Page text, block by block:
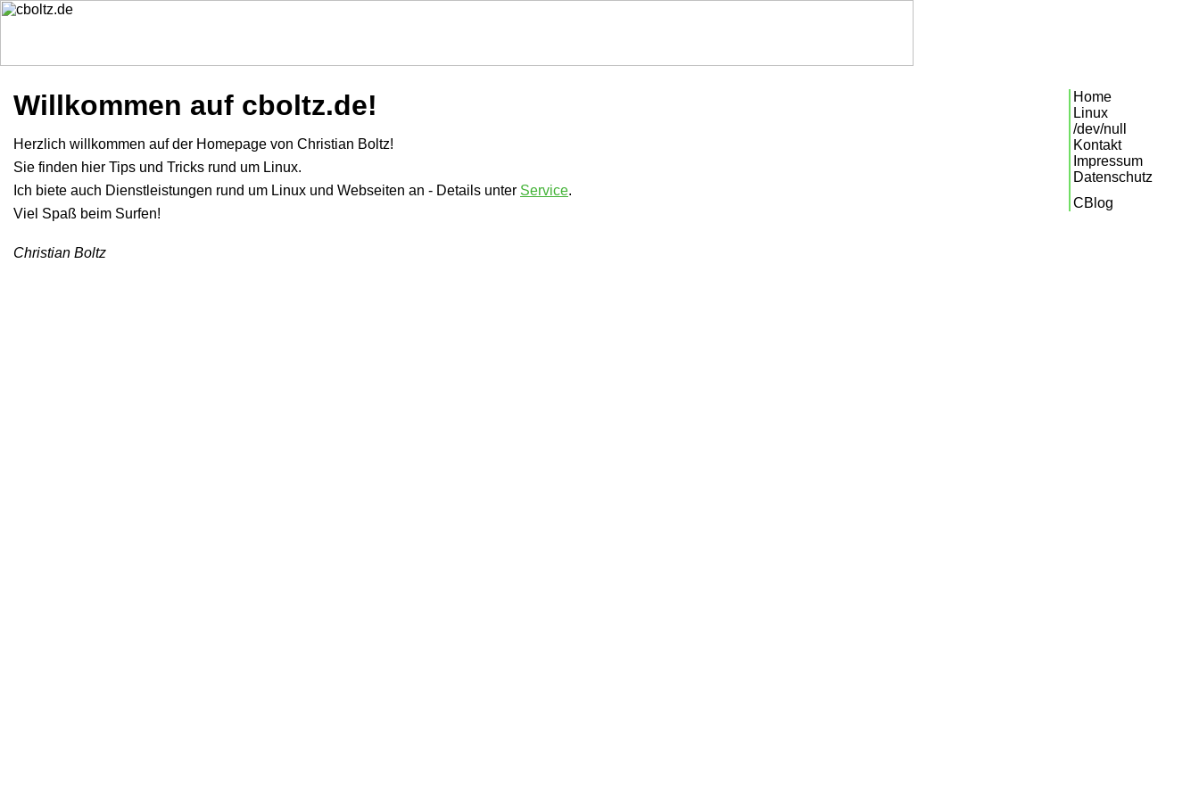
Home
Linux
/dev/null
Kontakt
Impressum
Datenschutz
CBlog
Willkommen auf cboltz.de!
Herzlich willkommen auf der Homepage von Christian Boltz!
Sie finden hier Tips und Tricks rund um Linux.
Ich biete auch Dienstleistungen rund um Linux und Webseiten an - Details unter Service.
Viel Spaß beim Surfen!
Christian Boltz